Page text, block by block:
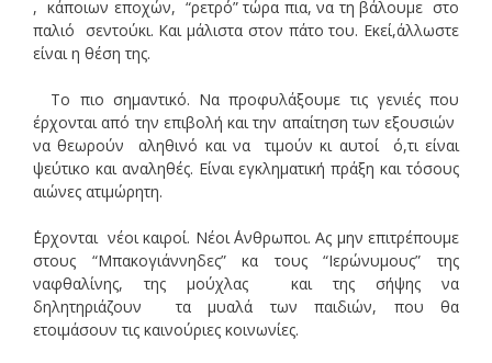
, κάποιων εποχών, “ρετρό” τώρα πια, να τη βάλουμε στο
παλιό σεντούκι. Και μάλιστα στον πάτο του. Εκεί,άλλωστε
είναι η θέση της.
Το πιο σημαντικό. Να προφυλάξουμε τις γενιές που
έρχονται από την επιβολή και την απαίτηση των εξουσιών
να θεωρούν αληθινό και να τιμούν κι αυτοί ό,τι είναι
ψεύτικο και αναληθές. Είναι εγκληματική πράξη και τόσους
αιώνες ατιμώρητη.
΄Ερχονται νέοι καιροί. Νέοι ΄Ανθρωποι. Ας μην επιτρέπουμε
στους “Μπακογιάννηδες” κα τους “Ιερώνυμους” της
ναφθαλίνης, της μούχλας και της σήψης να
δηλητηριάζουν τα μυαλά των παιδιών, που θα
ετοιμάσουν τις καινούριες κοινωνίες.